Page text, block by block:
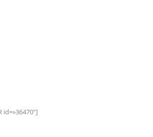
id=»36470″]